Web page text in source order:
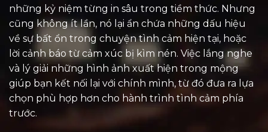
những kỷ niệm từng in sâu trong tiềm thức. Nhưng
cũng không ít lần, nó lại ẩn chứa những dấu hiệu
về sự bất ổn trong chuyện tình cảm hiện tại, hoặc
lời cảnh báo từ cảm xúc bị kìm nén. Việc lắng nghe
và lý giải những hình ảnh xuất hiện trong mộng
giúp bạn kết nối lại với chính mình, từ đó đưa ra lựa
chọn phù hợp hơn cho hành trình tình cảm phía
trước.